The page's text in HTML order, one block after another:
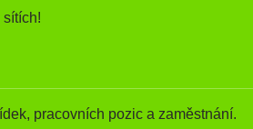
sítích!
pracovních pozic a zaměstnání.